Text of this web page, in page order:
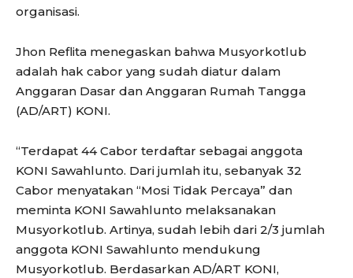
organisasi.
Jhon Reflita menegaskan bahwa Musyorkotlub
adalah hak cabor yang sudah diatur dalam
Anggaran Dasar dan Anggaran Rumah Tangga
(AD/ART) KONI.
“Terdapat 44 Cabor terdaftar sebagai anggota
KONI Sawahlunto. Dari jumlah itu, sebanyak 32
Cabor menyatakan “Mosi Tidak Percaya” dan
meminta KONI Sawahlunto melaksanakan
Musyorkotlub. Artinya, sudah lebih dari 2/3 jumlah
anggota KONI Sawahlunto mendukung
Musyorkotlub. Berdasarkan AD/ART KONI,